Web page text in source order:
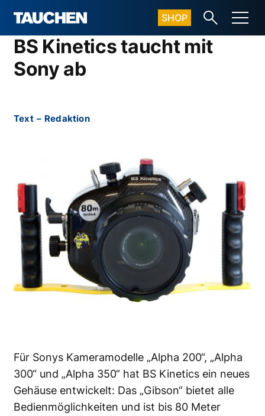
SHOP
BS Kinetics taucht mit
Sony ab
Text – Redaktion
Für Sonys Kameramodelle „Alpha 200“, „Alpha
300“ und „Alpha 350“ hat BS Kinetics ein neues
Gehäuse entwickelt: Das „Gibson“ bietet alle
Bedienmöglichkeiten und ist bis 80 Meter